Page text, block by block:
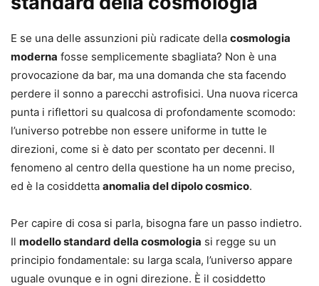
E se una delle assunzioni più radicate della cosmologia
moderna fosse semplicemente sbagliata? Non è una
provocazione da bar, ma una domanda che sta facendo
perdere il sonno a parecchi astrofisici. Una nuova ricerca
punta i riflettori su qualcosa di profondamente scomodo:
l’universo potrebbe non essere uniforme in tutte le
direzioni, come si è dato per scontato per decenni. Il
fenomeno al centro della questione ha un nome preciso,
ed è la cosiddetta anomalia del dipolo cosmico.
Per capire di cosa si parla, bisogna fare un passo indietro.
Il modello standard della cosmologia si regge su un
principio fondamentale: su larga scala, l’universo appare
uguale ovunque e in ogni direzione. È il cosiddetto